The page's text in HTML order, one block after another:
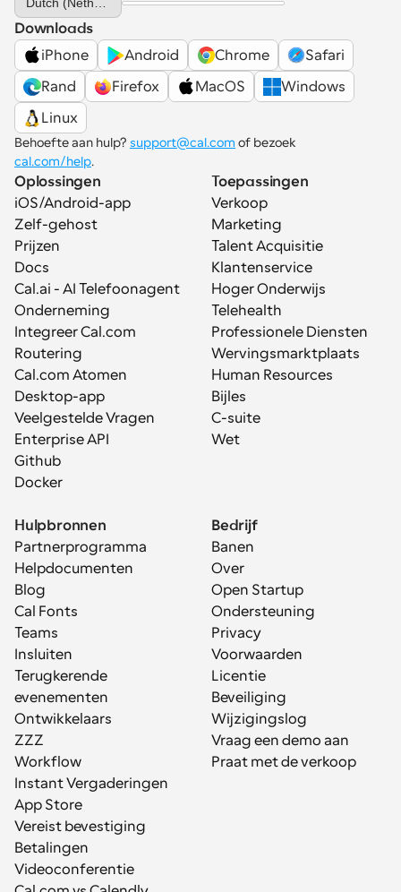
Downloads
iPhone
Android Chrome
Safari
Rand
Firefox MacOS
Windows
Linux
Behoefte aan hulp? support@cal.com
cal.com/help.
Oplossingen
iOS/Android-app
Zelf-gehost
Prijzen
Docs
Cal.ai - AI Telefoonagent
Onderneming
Integreer Cal.com
Routering
Cal.com Atomen
Desktop-app
Veelgestelde Vragen
Enterprise API
Github
Docker
Toepassingen
Verkoop
Marketing
Talent Acquisitie
Klantenservice
Hoger Onderwijs
Telehealth
Professionele Diensten
Wervingsmarktplaats
Human Resources
Bijles
C-suite
Wet
Hulpbronnen
Partnerprogramma
Helpdocumenten
Blog
Cal Fonts
Teams
Insluiten
Terugkerende
evenementen
Ontwikkelaars
ZZZ
Workflow
Instant Vergaderingen
App Store
Vereist bevestiging
Betalingen
Videoconferentie
Bedrijf
Banen
Over
Open Startup
Ondersteuning
Privacy
Voorwaarden
Licentie
Beveiliging
Wijzigingslog
Vraag een demo aan
Praat met de verkoop